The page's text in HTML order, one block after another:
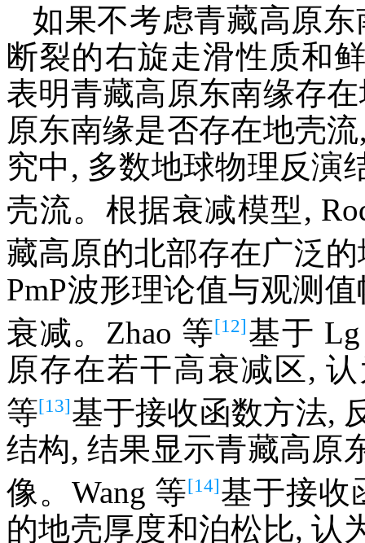
如果不考虑青藏高原
断裂的右旋走滑性质和
表明青藏高原东南缘存
原东南缘是否存在地壳
究中, 多数地球物理反演
壳流。根据衰减模型,
藏高原的北部存在广泛
PmP波形理论值与观测
衰减。Zhao 等[12]基于
原存在若干高衰减区,
等[13]基于接收函数方法,
结构, 结果显示青藏高原
像。Wang 等[14]基于接收
的地壳厚度和泊松比, 认